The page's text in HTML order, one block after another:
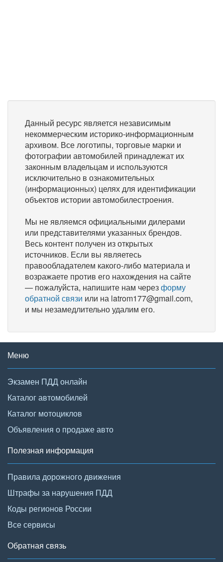
Данный ресурс является независимым
некоммерческим историко-информационным
архивом. Все логотипы, торговые марки и
фотографии автомобилей принадлежат их
законным владельцам и используются
исключительно в ознакомительных
(информационных) целях для идентификации
объектов истории автомобилестроения.
Мы не являемся официальными дилерами
или представителями указанных брендов.
Весь контент получен из открытых
источников. Если вы являетесь
правообладателем какого-либо материала и
возражаете против его нахождения на сайте
— пожалуйста, напишите нам черезформу
обратной связи или на latrom177@gmail.com,
и мы незамедлительно удалим его.
Меню
Экзамен ПДД онлайн
Каталог автомобилей
Каталог мотоциклов
Объявления о продаже авто
Полезная информация
Правила дорожного движения
Штрафы за нарушения ПДД
Коды регионов России
Все сервисы
Обратная связь